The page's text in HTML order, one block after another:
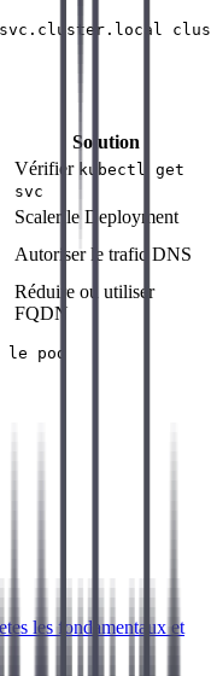
Solution
Vérifier kubectl get
svc
Scaler le Deployment
Autoriser le trafic DNS
Réduire ou utiliser
FQDN
le pod
les fondamentaux et